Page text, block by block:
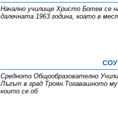
Начално училище Христо Ботев се
далечната 1963 година, коато в
СОУ
Средното Общообразователно
Лъгът в град Троян.Тогавашното
които се об